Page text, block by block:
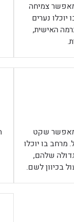
צמיחה
נערים
האישית,
שקט
מרחב בו יוכלו
שלהם,
בכיוון לשם.